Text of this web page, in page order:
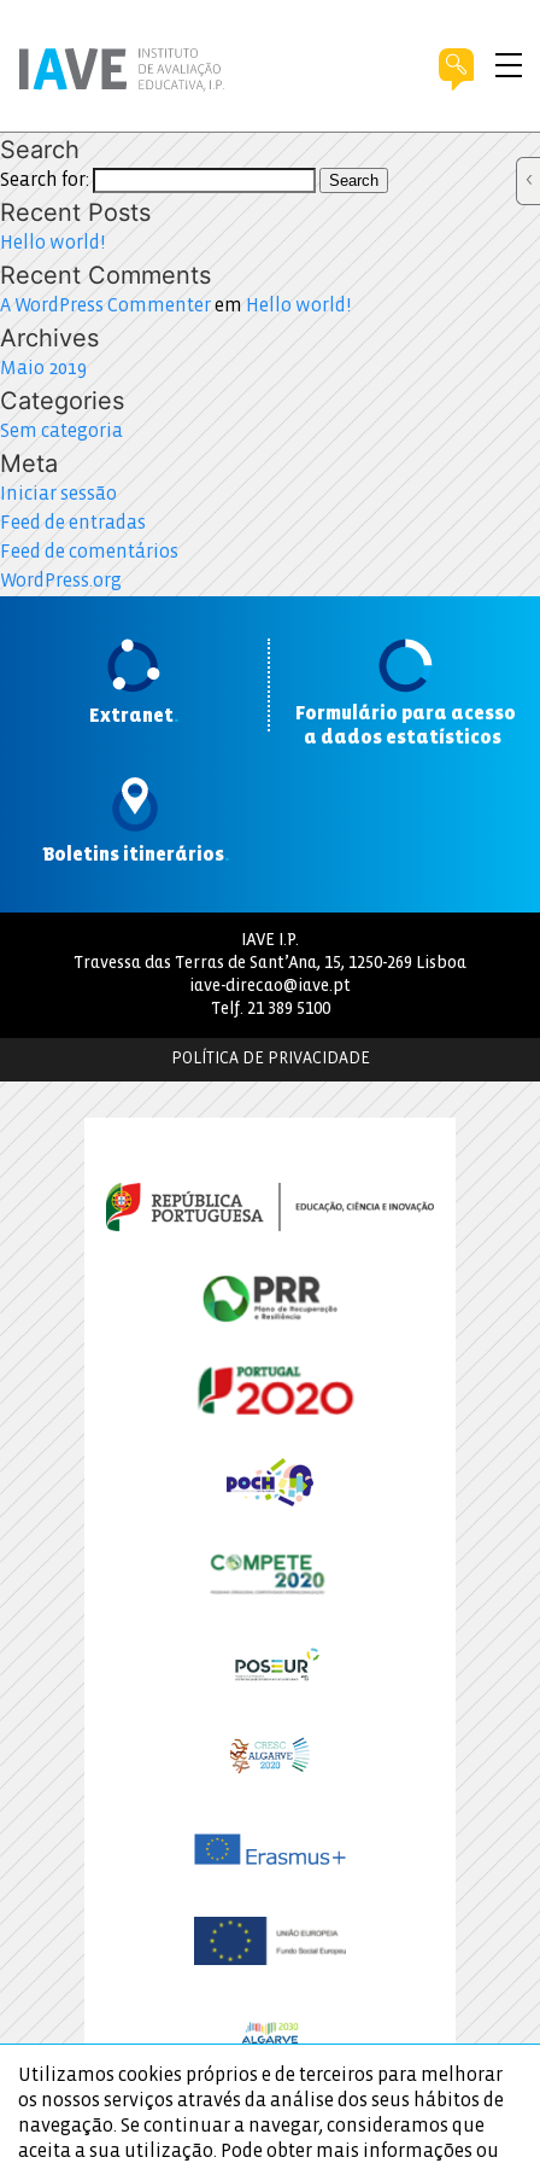
Search
Search for: Search
Recent Posts
Hello world!
Recent Comments
A WordPress Commenterem Hello world!
Archives
Maio 2019
Categories
Sem categoria
Meta
Iniciar sessão
Feed de entradas
Feed de comentários
WordPress.org
Extranet.
Formulário para acesso
a dados estatísticos
Boletins itinerários.
IAVE I.P.
Travessa das Terras de Sant’Ana, 15, 1250-269 Lisboa
iave-direcao@iave.pt
Telf. 21 389 5100
POLÍTICA DE PRIVACIDADE
Utilizamos cookies próprios e de terceiros para melhorar
os nossos serviços através da análise dos seus hábitos de
navegação. Se continuar a navegar, consideramos que
aceita a sua utilização. Pode obter mais informações ou